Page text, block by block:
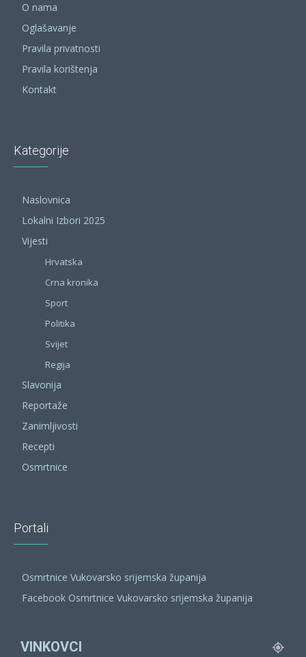
O nama
Oglašavanje
Pravila privatnosti
Pravila korištenja
Kontakt
Kategorije
Naslovnica
Lokalni Izbori 2025
Vijesti
Hrvatska
Crna kronika
Sport
Politika
Svijet
Regija
Slavonija
Reportaže
Zanimljivosti
Recepti
Osmrtnice
Portali
Osmrtnice Vukovarsko srijemska županija
Facebook Osmrtnice Vukovarsko srijemska županija
VINKOVCI